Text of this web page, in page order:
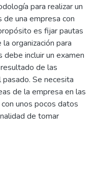
para realizar un
una empresa con
es fijar pautas
organización para
incluir un examen
de las
Se necesita
de la empresa en las
unos pocos datos
de tomar